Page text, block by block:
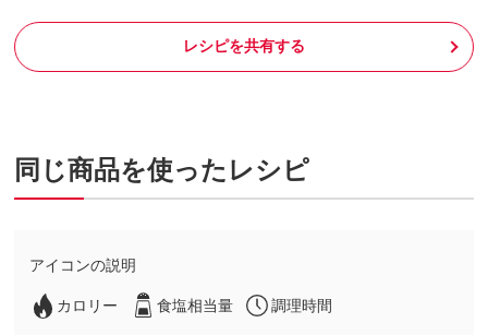
レシピを共有する
同じ商品を使ったレシピ
アイコンの説明
カロリー 食塩相当量 調理時間